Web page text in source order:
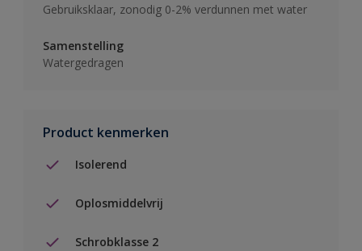
Gebruiksklaar, zonodig 0-2% verdunnen met water
Samenstelling
Watergedragen
Product kenmerken
Isolerend
Oplosmiddelvrij
Schrobklasse 2